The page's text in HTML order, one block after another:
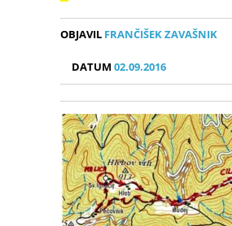
OBJAVIL FRANČIŠEK ZAVAŠNIK
DATUM02.09.2016